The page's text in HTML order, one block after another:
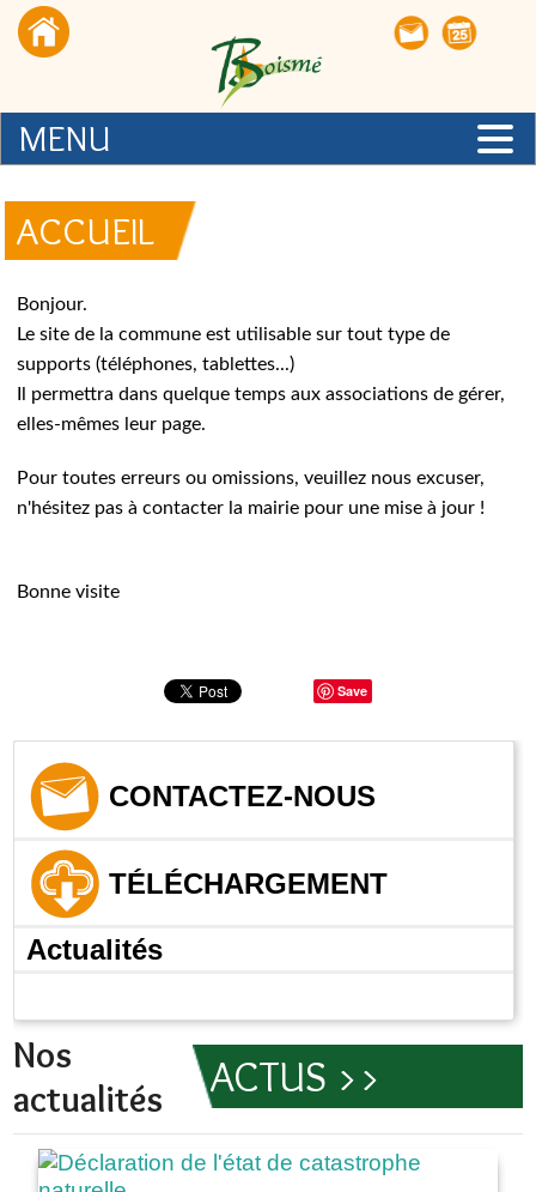
MENU
Vie pratique
Vie associative
Vie économique
Contactez-nous
Téléchargement
Actualités
ACCUEIL
Bonjour.
Le site de la commune est utilisable sur tout type de
supports (téléphones, tablettes...)
Il permettra dans quelque temps aux associations de gérer,
elles-mêmes leur page.
Pour toutes erreurs ou omissions, veuillez nous excuser,
n'hésitez pas à contacter la mairie pour une mise à jour !
Bonne visite
Save
CONTACTEZ-NOUS
TÉLÉCHARGEMENT
Actualités
ACTUS >>
Nos
actualités